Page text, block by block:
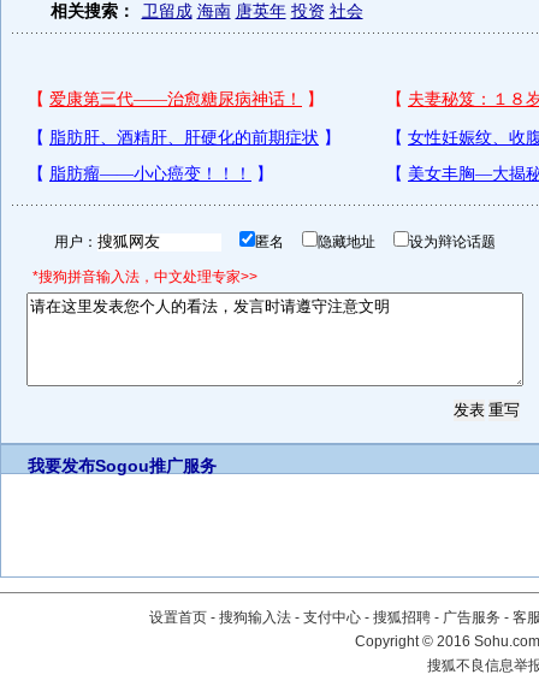
相关搜索： 卫留成 海南 唐英年 投资 社会
用户： 匿名 隐藏地址 设为辩论话题
*搜狗拼音输入法，中文处理专家>>
我要发布Sogou推广服务
设置首页 - 搜狗输入法 - 支付中心 - 搜狐招聘 - 广告服务 - 客
Copyright©2016
搜狐不良信息举